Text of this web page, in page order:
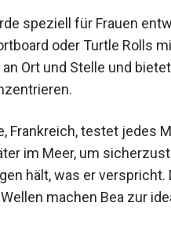
speziell für Frauen
oder Turtle Rolls
Ort und Stelle und
konzentrieren.
Frankreich, testet jedes
im Meer, um
hält, was er
machen Bea zur